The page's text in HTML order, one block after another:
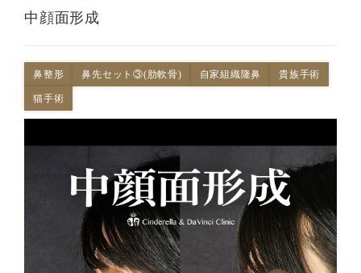
中顔面形成
鼻整形 鼻先セット③(肋軟骨) 自家組織隆鼻 貴族手術
猫手術